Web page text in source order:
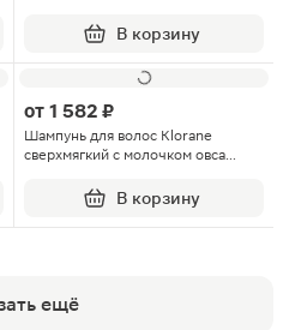
В корзину
от 1 582 ₽
Шампунь для волос Klorane
сверхмягкий с молочком овса
В корзину
ещё